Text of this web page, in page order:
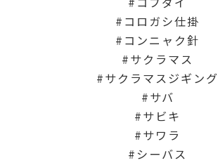
コロガシ仕掛
コンニャク針
サクラマス
サクラマスジギング
サバ
サビキ
サワラ
シーバス